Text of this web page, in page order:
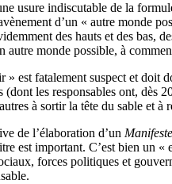
usure indiscutable de la
d’un « autre monde
des hauts et des bas,
monde possible, à
est fatalement suspect et doit
les responsables ont,
à sortir la tête du sable et
de l’élaboration d’un
est important. C’est bien un
forces politiques et